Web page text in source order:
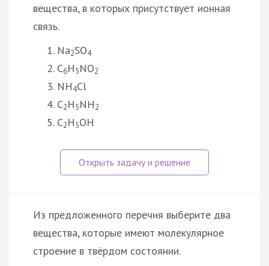
вещества, в которых присутствует ионная
связь.
Na2SO4
C6H5NO2
NH4Cl
C2H5NH2
C2H5OH
Из предложенного перечня выберите два
вещества, которые имеют молекулярное
строение в твёрдом состоянии.